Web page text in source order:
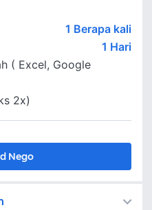
1 Berapa kali
1 Hari
( Excel, Google
2x)
Nego